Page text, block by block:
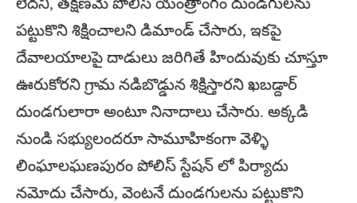
పట్టుకొని శిక్షించాలని డిమాండ్ చేసారు, ఇకపై
దేవాలయాలపై దాడులు జరిగితే హిందువుకు చూస్తూ
ఊరుకోరని గ్రామ నడిబొడ్డున శిక్షిస్తారని ఖబడ్దార్
దుండగులారా అంటూ నినాదాలు చేసారు. అక్కడి
నుండి సభ్యులందరూ సామూహికంగా వెళ్ళి
లింఘాలఘణపురం పోలిస్ స్టేషన్ లో పిర్యాదు
నమోదు చేసారు, వెంటనే దుండగులను పట్టుకొని